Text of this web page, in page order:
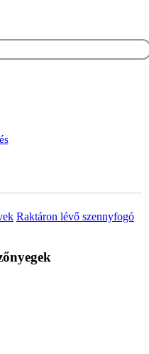
Raktáron lévő szennyfogó